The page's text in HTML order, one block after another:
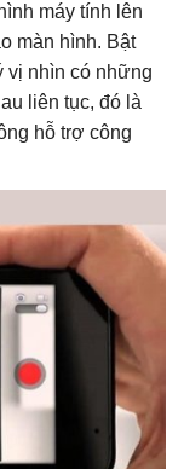
máy tính lên
màn hình. Bật
vị nhìn có những
liên tục, đó là
hỗ trợ công